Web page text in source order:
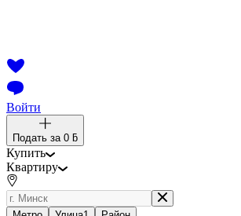
Войти
Подать за 0 ƃ
Купить
Квартиру